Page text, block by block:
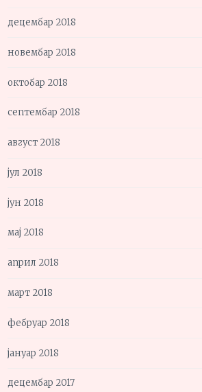
децембар 2018
новембар 2018
октобар 2018
септембар 2018
август 2018
јул 2018
јун 2018
мај 2018
април 2018
март 2018
фебруар 2018
јануар 2018
децембар 2017